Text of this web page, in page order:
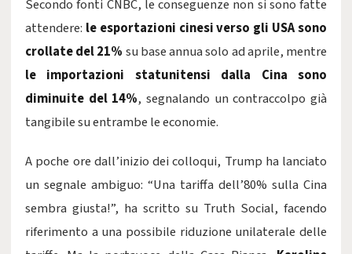
Secondo fonti CNBC, le conseguenze non si sono fatte
attendere: le esportazioni cinesi verso gli USA sono
crollate del 21% su base annua solo ad aprile, mentre
le importazioni statunitensi dalla Cina sono
diminuite del 14%, segnalando un contraccolpo già
tangibile su entrambe le economie.
A poche ore dall’inizio dei colloqui, Trump ha lanciato
un segnale ambiguo: “Una tariffa dell’80% sulla Cina
sembra giusta!”, ha scritto su Truth Social, facendo
riferimento a una possibile riduzione unilaterale delle